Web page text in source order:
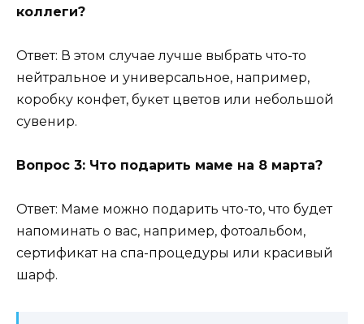
коллеги?
Ответ: В этом случае лучше выбрать что-то
нейтральное и универсальное, например,
коробку конфет, букет цветов или небольшой
сувенир.
Вопрос 3: Что подарить маме на 8 марта?
Ответ: Маме можно подарить что-то, что будет
напоминать о вас, например, фотоальбом,
сертификат на спа-процедуры или красивый
шарф.